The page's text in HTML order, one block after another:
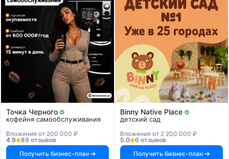
Точка Черного
кофейня самообслуживания
Вложения от 200 000 ₽
4.9
89 отзывов
Получить бизнес-план
Binny Native Place
детский сад
Вложения от 2 200 000 ₽
5.0
6 отзывов
Получить бизнес-план